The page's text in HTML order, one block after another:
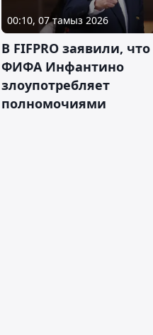
00:10, 07 тамыз 2026
В FIFPRO заявили,
ФИФА Инфантино
злоупотребляет
полномочиями